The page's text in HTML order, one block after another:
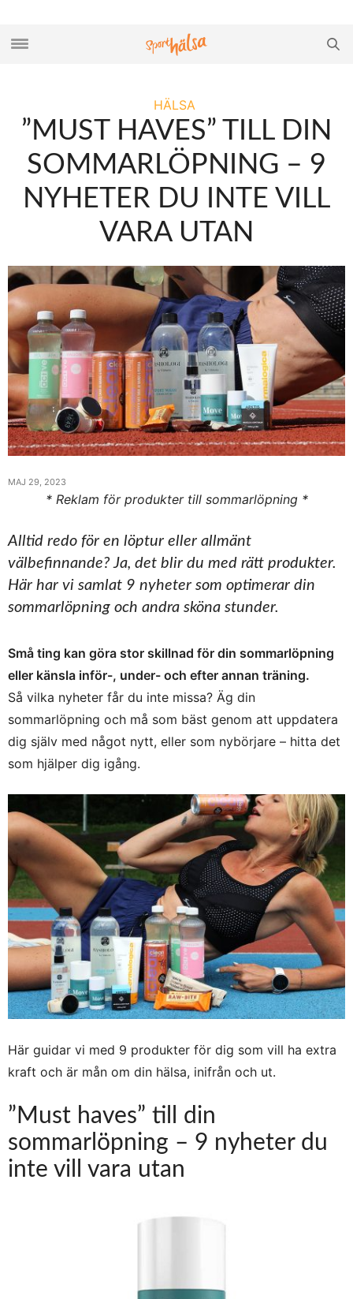
HÄLSA
”MUST HAVES” TILL DIN
SOMMARLÖPNING – 9
NYHETER DU INTE VILL
VARA UTAN
MAJ 29, 2023
* Reklam för produkter till sommarlöpning *
Alltid redo för en löptur eller allmänt
välbefinnande? Ja, det blir du med rätt produkter.
Här har vi samlat 9 nyheter som optimerar din
sommarlöpning och andra sköna stunder.
Små ting kan göra stor skillnad för din sommarlöpning
eller känsla inför-, under- och efter annan träning.
Så vilka nyheter får du inte missa? Äg din
sommarlöpning och må som bäst genom att uppdatera
dig själv med något nytt, eller som nybörjare – hitta det
som hjälper dig igång.
Här guidar vi med 9 produkter för dig som vill ha extra
kraft och är mån om din hälsa, inifrån och ut.
”Must haves” till din
sommarlöpning – 9 nyheter du
inte vill vara utan